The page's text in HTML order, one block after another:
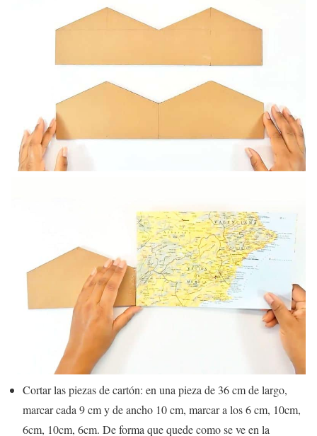
Cortar las piezas de cartón: en una pieza de 36 cm de largo,
marcar cada 9 cm y de ancho 10 cm, marcar a los 6 cm, 10cm,
6cm, 10cm, 6cm. De forma que quede como se ve en la